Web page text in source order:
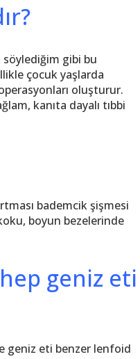
gibi bu
çocuk yaşlarda
oluşturur.
kanıta dayalı tıbbi
bademcik şişmesi
boyun bezelerinde
geniz eti
geniz eti benzer lenfoid